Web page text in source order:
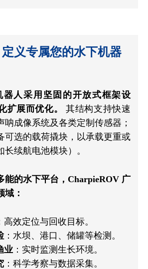
义专属您的水下机器
器人采用坚固的开放式框架设
扩展而优化。
其结构支持快速
呐成像系统及各类定制传感器；
可选的载荷撬块，以承载更重或
长续航电池模块）。
能的水下平台，CharpieROV 广
域：
高效定位与回收目标。
：水坝、港口、储罐等检测。
业 ：实时监测生长环境。
：科学考察与数据采集。